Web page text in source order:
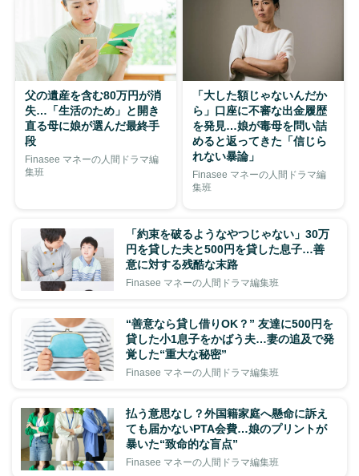
父の遺産を含む80万円が消
失…「生活のため」と開き
直る母に娘が選んだ最終手
段
Finasee マネーの人間ドラマ編
集班
「大した額じゃないんだか
ら」口座に不審な出金履歴
を発見…娘が毒母を問い詰
めると返ってきた「信じら
れない暴論」
Finasee マネーの人間ドラマ編
集班
「約束を破るようなやつじゃない」30万
円を貸した夫と500円を貸した息子…善
意に対する残酷な末路
Finasee マネーの人間ドラマ編集班
“善意なら貸し借りOK？” 友達に500円を
貸した小1息子をかばう夫…妻の追及で発
覚した“重大な秘密”
Finasee マネーの人間ドラマ編集班
払う意思なし？外国籍家庭へ懸命に訴え
ても届かないPTA会費…娘のプリントが
暴いた“致命的な盲点”
Finasee マネーの人間ドラマ編集班